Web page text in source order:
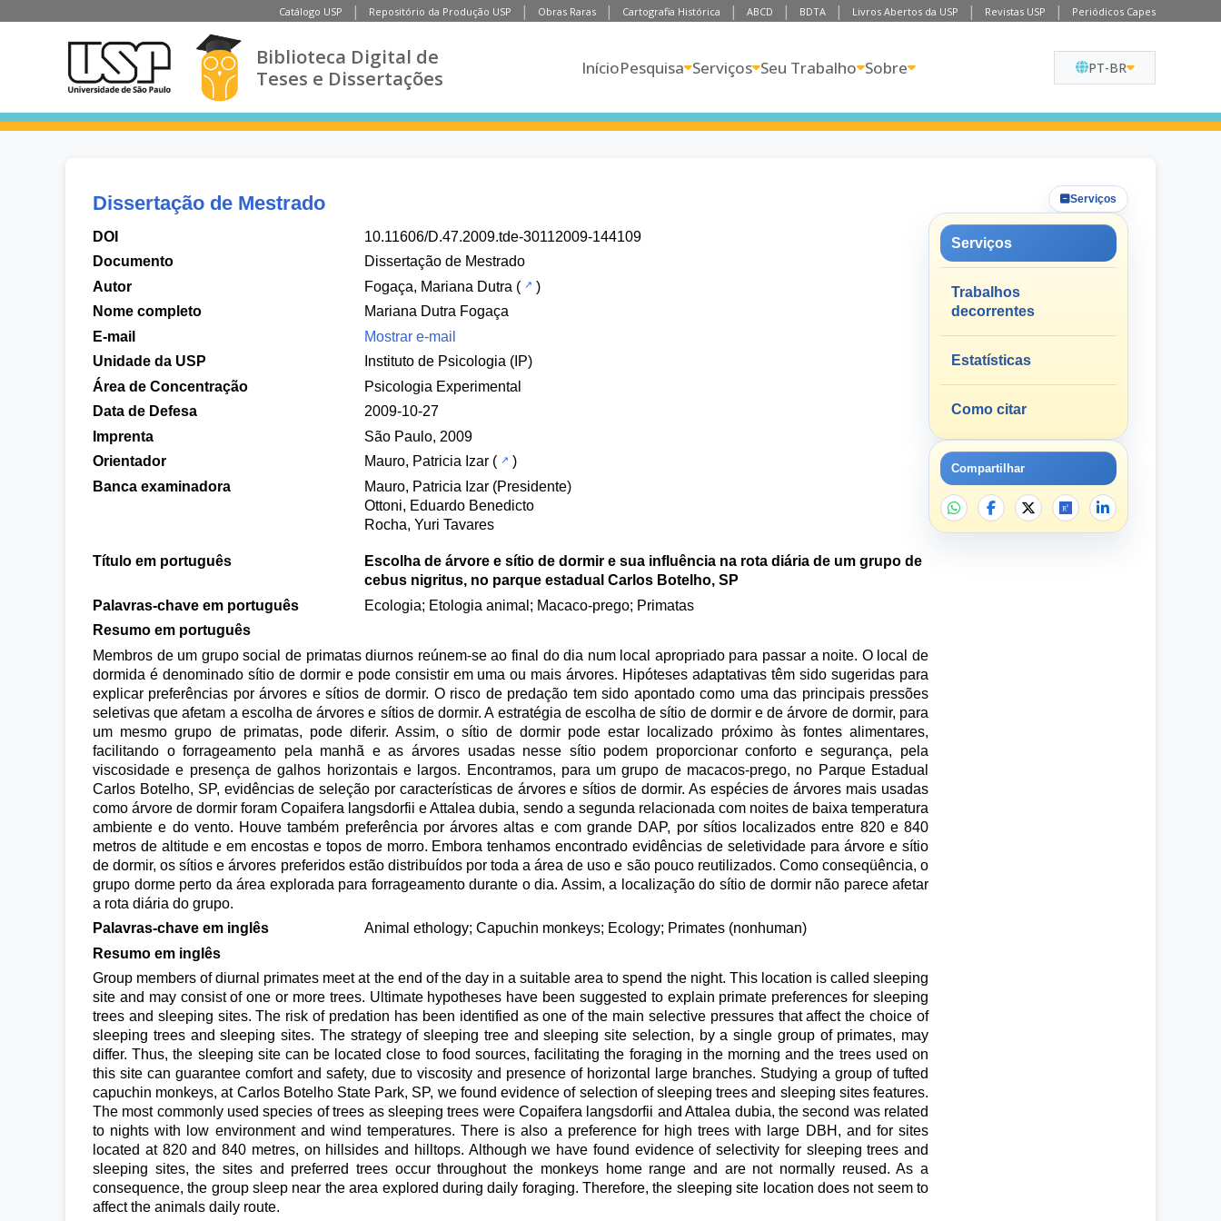
Catálogo USP Repositório da Produção USP Obras Raras Cartografia Histórica ABCD BDTA Livros Abertos da USP Revistas USP Periódicos Capes
Biblioteca Digital de
Teses e Dissertações
InícioPesquisa Serviços Seu Trabalho Sobre PT-BR
Dissertação de Mestrado
DOI
10.11606/D.47.2009.tde-30112009-144109
Documento
Dissertação de Mestrado
Autor
Fogaça, Mariana Dutra (
)
Nome completo
Mariana Dutra Fogaça
E-mail
Mostrar e-mail
Unidade da USP
Instituto de Psicologia (IP)
Área de Concentração
Psicologia Experimental
Data de Defesa
2009-10-27
Imprenta
São Paulo, 2009
Orientador
Mauro, Patricia Izar (
)
Banca examinadora
Mauro, Patricia Izar (Presidente)
Ottoni, Eduardo Benedicto
Rocha, Yuri Tavares
Título em português
Escolha de árvore e sítio de dormir e sua influência na rota diária de um grupo de
cebus nigritus, no parque estadual Carlos Botelho, SP
Palavras-chave em português
Ecologia; Etologia animal; Macaco-prego; Primatas
Resumo em português
Membros de um grupo social de primatas diurnos reúnem-se ao final do dia num local apropriado para passar a noite. O local de
dormida é denominado sítio de dormir e pode consistir em uma ou mais árvores. Hipóteses adaptativas têm sido sugeridas para
explicar preferências por árvores e sítios de dormir. O risco de predação tem sido apontado como uma das principais pressões
seletivas que afetam a escolha de árvores e sítios de dormir. A estratégia de escolha de sítio de dormir e de árvore de dormir, para
um mesmo grupo de primatas, pode diferir. Assim, o sítio de dormir pode estar localizado próximo às fontes alimentares,
facilitando o forrageamento pela manhã e as árvores usadas nesse sítio podem proporcionar conforto e segurança, pela
viscosidade e presença de galhos horizontais e largos. Encontramos, para um grupo de macacos-prego, no Parque Estadual
Carlos Botelho, SP, evidências de seleção por características de árvores e sítios de dormir. As espécies de árvores mais usadas
como árvore de dormir foram Copaifera langsdorfii e Attalea dubia, sendo a segunda relacionada com noites de baixa temperatura
ambiente e do vento. Houve também preferência por árvores altas e com grande DAP, por sítios localizados entre 820 e 840
metros de altitude e em encostas e topos de morro. Embora tenhamos encontrado evidências de seletividade para árvore e sítio
de dormir, os sítios e árvores preferidos estão distribuídos por toda a área de uso e são pouco reutilizados. Como conseqüência, o
grupo dorme perto da área explorada para forrageamento durante o dia. Assim, a localização do sítio de dormir não parece afetar
a rota diária do grupo.
Palavras-chave em inglês
Animal ethology; Capuchin monkeys; Ecology; Primates (nonhuman)
Resumo em inglês
Group members of diurnal primates meet at the end of the day in a suitable area to spend the night. This location is called sleeping
site and may consist of one or more trees. Ultimate hypotheses have been suggested to explain primate preferences for sleeping
trees and sleeping sites. The risk of predation has been identified as one of the main selective pressures that affect the choice of
sleeping trees and sleeping sites. The strategy of sleeping tree and sleeping site selection, by a single group of primates, may
differ. Thus, the sleeping site can be located close to food sources, facilitating the foraging in the morning and the trees used on
this site can guarantee comfort and safety, due to viscosity and presence of horizontal large branches. Studying a group of tufted
capuchin monkeys, at Carlos Botelho State Park, SP, we found evidence of selection of sleeping trees and sleeping sites features.
The most commonly used species of trees as sleeping trees were Copaifera langsdorfii and Attalea dubia, the second was related
to nights with low environment and wind temperatures. There is also a preference for high trees with large DBH, and for sites
located at 820 and 840 metres, on hillsides and hilltops. Although we have found evidence of selectivity for sleeping trees and
sleeping sites, the sites and preferred trees occur throughout the monkeys home range and are not normally reused. As a
consequence, the group sleep near the area explored during daily foraging. Therefore, the sleeping site location does not seem to
affect the animals daily route.
Serviços
Serviços
Trabalhos
decorrentes
Estatísticas
Como citar
Compartilhar